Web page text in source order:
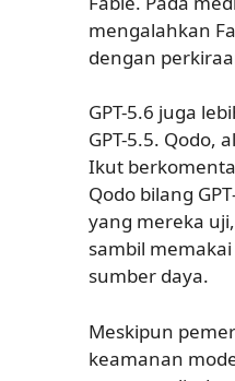
mengalahkan
dengan
GPT-5.6 juga
GPT-5.5. Qodo,
Ikut
Qodo bilang
yang mereka
sambil
sumber daya.
Meskipun
keamanan